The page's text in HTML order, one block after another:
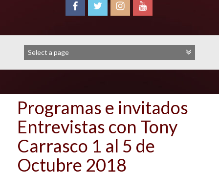
Programas e invitados
Entrevistas con Tony
Carrasco 1 al 5 de
Octubre 2018